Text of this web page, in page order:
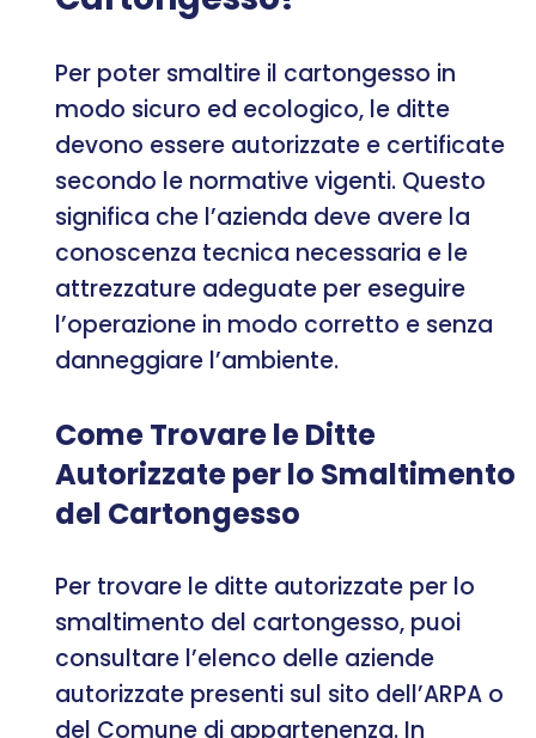
Per poter smaltire il cartongesso in
modo sicuro ed ecologico, le ditte
devono essere autorizzate e certificate
secondo le normative vigenti. Questo
significa che l’azienda deve avere la
conoscenza tecnica necessaria e le
attrezzature adeguate per eseguire
l’operazione in modo corretto e senza
danneggiare l’ambiente.
Come Trovare le Ditte
Autorizzate per lo Smaltimento
del Cartongesso
Per trovare le ditte autorizzate per lo
smaltimento del cartongesso, puoi
consultare l’elenco delle aziende
autorizzate presenti sul sito dell’ARPA o
del Comune di appartenenza. In